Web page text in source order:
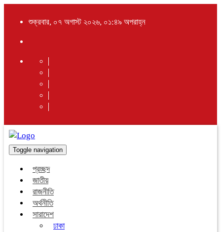
শুক্রবার, ০৭ অগাস্ট ২০২৬, ০১:৪৯ অপরাহ্ন
Toggle navigation
প্রচ্ছদ
জাতীয়
রাজনীতি
অর্থনীতি
সারাদেশ
ঢাকা